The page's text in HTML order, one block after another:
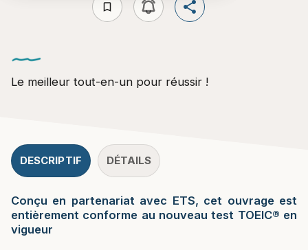
bookmark_border
Le meilleur tout-en-un pour réussir !
DESCRIPTIF DÉTAILS
Conçu en partenariat avec ETS, cet ouvrage est
entièrement conforme au nouveau test TOEIC® en
vigueur